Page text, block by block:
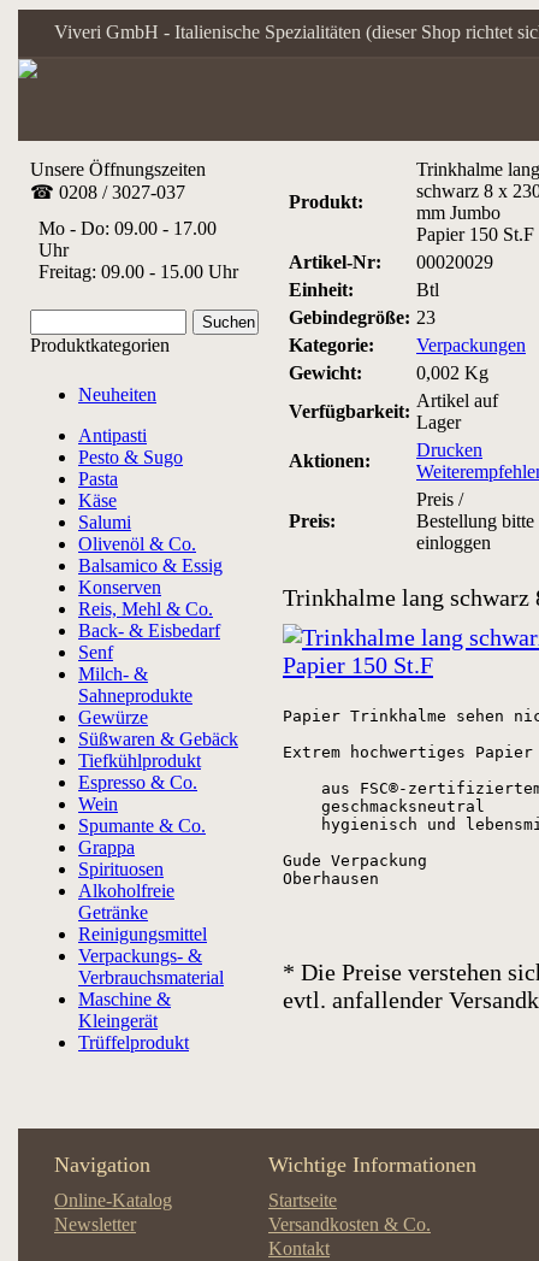
Viveri GmbH - Italienische Spezialitäten (dieser Shop richtet
Unsere Öffnungszeiten
☎ 0208 / 3027-037
Mo - Do: 09.00 - 17.00
Uhr
Freitag: 09.00 - 15.00 Uhr
Produktkategorien
Neuheiten
Antipasti
Pesto & Sugo
Pasta
Käse
Salumi
Olivenöl & Co.
Balsamico & Essig
Konserven
Reis, Mehl & Co.
Back- & Eisbedarf
Senf
Milch- &
Sahneprodukte
Gewürze
Süßwaren & Gebäck
Tiefkühlprodukt
Espresso & Co.
Wein
Spumante & Co.
Grappa
Spirituosen
Alkoholfreie
Getränke
Reinigungsmittel
Verpackungs- &
Verbrauchsmaterial
Maschine &
Kleingerät
Trüffelprodukt
Produkt:
Trinkhalme lang
schwarz 8 x
mm Jumbo
Papier 150 St.F
Artikel-Nr:
00020029
Einheit:
Btl
Gebindegröße: 23
Kategorie:
Verpackungen
Gewicht:
0,002 Kg
Verfügbarkeit:
Artikel auf
Lager
Aktionen:
Drucken
Preis:
Preis /
Bestellung bitte
einloggen
Trinkhalme lang schwarz
Papier Trinkhalme sehen
Extrem hochwertiges
aus FSC®-
    geschmacksneutral
hygienisch und
Gude Verpackung
Oberhausen
* Die Preise verstehen
evtl. anfallender
Navigation
Online-Katalog
Newsletter
Wichtige Informationen
Startseite
Versandkosten & Co.
Kontakt